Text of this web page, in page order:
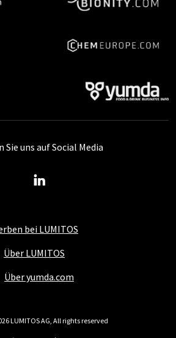
bei LUMITOS
Über LUMITOS
Über yumda.com
Sie uns auf Social Media
LUMITOS AG, All rights reserved